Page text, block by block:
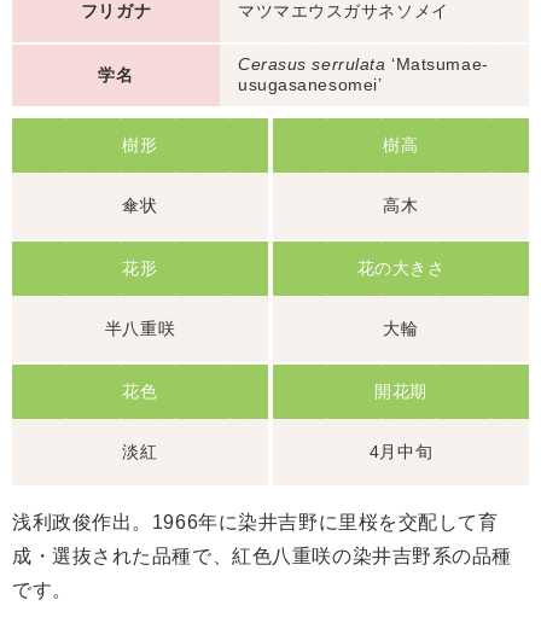
フリガナ マツマエウスガサネソメイ
学名
Cerasus serrulata ‘Matsumae-
usugasanesomei’
樹形
傘状
樹高
高木
花形
半八重咲
花の大きさ
大輪
花色
淡紅
開花期
4月中旬
浅利政俊作出。1966年に染井吉野に里桜を交配して育
成・選抜された品種で、紅色八重咲の染井吉野系の品種
です。